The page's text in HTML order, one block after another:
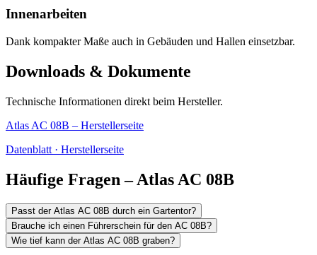
Innenarbeiten
Dank kompakter Maße auch in Gebäuden und Hallen einsetzbar.
Downloads & Dokumente
Technische Informationen direkt beim Hersteller.
Atlas AC 08B – Herstellerseite
Datenblatt · Herstellerseite
Häufige Fragen – Atlas AC 08B
Passt der Atlas AC 08B durch ein Gartentor?
Brauche ich einen Führerschein für den AC 08B?
Wie tief kann der Atlas AC 08B graben?